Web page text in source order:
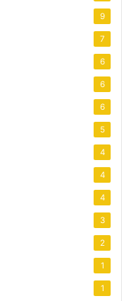
9
7
6
6
6
5
4
4
4
3
2
1
1